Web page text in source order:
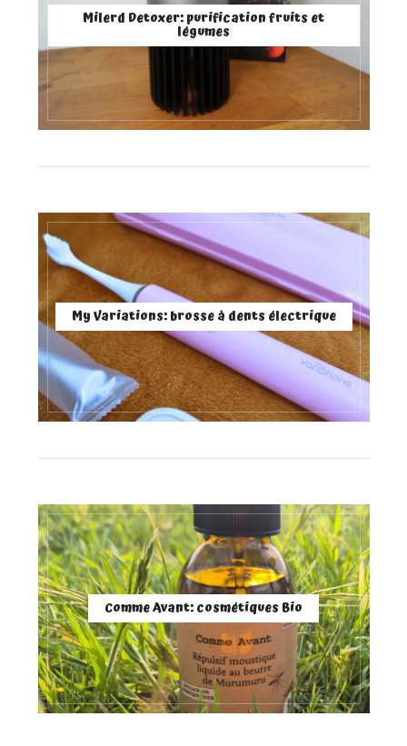
Milerd Detoxer: purification fruits et
légumes
My Variations: brosse à dents électrique
Comme Avant: cosmétiques Bio